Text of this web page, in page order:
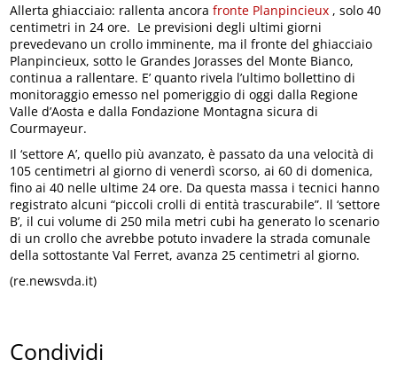
Allerta ghiacciaio: rallenta ancora fronte Planpincieux , solo 40
centimetri in 24 ore. Le previsioni degli ultimi giorni
prevedevano un crollo imminente, ma il fronte del ghiacciaio
Planpincieux, sotto le Grandes Jorasses del Monte Bianco,
continua a rallentare. E’ quanto rivela l’ultimo bollettino di
monitoraggio emesso nel pomeriggio di oggi dalla Regione
Valle d’Aosta e dalla Fondazione Montagna sicura di
Courmayeur.
Il ‘settore A’, quello più avanzato, è passato da una velocità di
105 centimetri al giorno di venerdì scorso, ai 60 di domenica,
fino ai 40 nelle ultime 24 ore. Da questa massa i tecnici hanno
registrato alcuni “piccoli crolli di entità trascurabile”. Il ‘settore
B’, il cui volume di 250 mila metri cubi ha generato lo scenario
di un crollo che avrebbe potuto invadere la strada comunale
della sottostante Val Ferret, avanza 25 centimetri al giorno.
(re.newsvda.it)
Condividi